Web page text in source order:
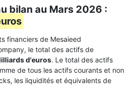
bilan au Mars 2026 :
financiers de Mesaieed
le total des actifs de
d'euros. Le total des actifs
de tous les actifs courants et non
les liquidités et équivalents de